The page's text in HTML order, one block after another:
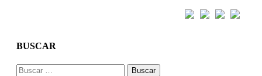
BUSCAR
Buscar: